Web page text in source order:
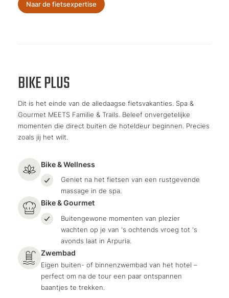
Naar de fietsexpertise
BIKE PLUS
Dit is het einde van de alledaagse fietsvakanties. Spa &
Gourmet MEETS Familie & Trails. Beleef onvergetelijke
momenten die direct buiten de hoteldeur beginnen. Precies
zoals jij het wilt.
Bike & Wellness
Geniet na het fietsen van een rustgevende
massage in de spa.
Bike & Gourmet
Buitengewone momenten van plezier
wachten op je van 's ochtends vroeg tot 's
avonds laat in Arpuria.
Zwembad
Eigen buiten- of binnenzwembad van het hotel –
perfect om na de tour een paar ontspannen
baantjes te trekken.